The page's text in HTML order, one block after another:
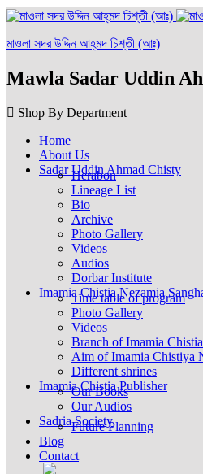
মাওলা সদর উদ্দিন আহ্‌মদ চিশ্‌তী (আঃ)
Mawla Sadar Uddin
Shop By Department
Home
About Us
Sadar Uddin Ahmad Chisty
Herabon
Lineage List
Bio
Archive
Photo Gallery
Videos
Audios
Dorbar Institute
Imamia Chistia Nezamia
Time table of program
Photo Gallery
Videos
Branch of Imamia
Aim of Imamia Chistiya
Different shrines
Imamia Chistia Publisher
Our Books
Our Audios
Sadria Society
Future Planning
Blog
Contact